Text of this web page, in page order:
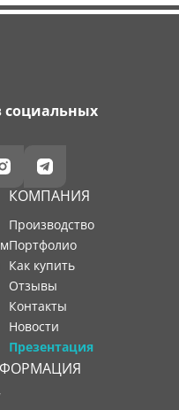
социальных
КОМПАНИЯ
производство
портфолио
как купить
отзывы
контакты
новости
Презентация